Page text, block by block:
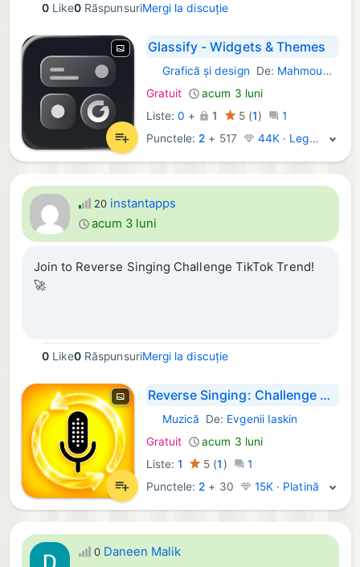
0Like0 RăspunsuriMergi la discuție
Glassify - Widgets & Themes
iOS Aplicații:
Grafică și design De: Mahmoud Zadah
Gratuit
acum 3 luni
Liste: 0 + 1 5(1)
1
Punctele: 2 + 517 44K · Legendă
20 instantapps
acum 3 luni
Join to Reverse Singing Challenge TikTok Trend!
🚀
0Like0 RăspunsuriMergi la discuție
Reverse Singing: Challenge App
iOS Aplicații:
Muzică De: Evgenii Iaskin
Gratuit
acum 3 luni
Liste: 1 5 (1 )
1
Punctele: 2 + 30 15K · Platină
0 Daneen Malik